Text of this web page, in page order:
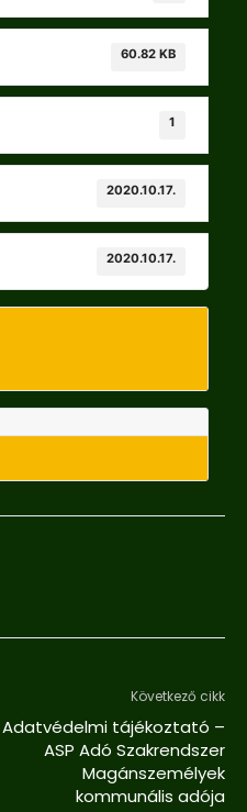
60.82 KB
1
2020.10.17.
2020.10.17.
Következő cikk
Adatvédelmi tájékoztató –
ASP Adó Szakrendszer
Magánszemélyek
kommunális adója